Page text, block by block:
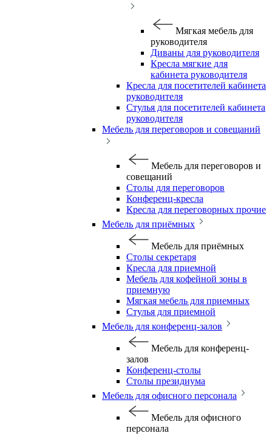
Мягкая мебель для
руководителя
Диваны для руководителя
Кресла мягкие для
кабинета руководителя
Кресла для посетителей кабинета
руководителя
Стулья для посетителей кабинета
руководителя
Мебель для переговоров и совещаний
Мебель для переговоров и
совещаний
Столы для переговоров
Конференц-кресла
Кресла для переговорных прочие
Мебель для приёмных
Мебель для приёмных
Столы секретаря
Кресла для приемной
Мебель для кофейной зоны в
приемную
Мягкая мебель для приемных
Стулья для приемной
Мебель для конференц-залов
Мебель для конференц-
залов
Конференц-столы
Столы президиума
Мебель для офисного персонала
Мебель для офисного
персонала